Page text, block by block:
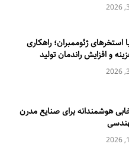
استخرهای ژئوممبران؛ راهکاری
و افزایش راندمان تولید
هوشمندانه برای صنایع مدرن